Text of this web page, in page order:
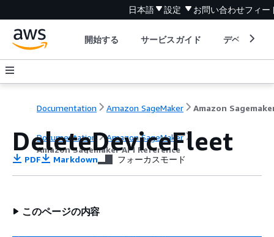
日本語 設定 お問い合わせフィー
開始する サービスガイド デベロッパ
Documentation Amazon SageMaker
Documentation
Amazon SageMaker
Amazon Sagemaker API Reference
DeleteDeviceFleet
PDF Markdown フォーカスモード
このページの内容